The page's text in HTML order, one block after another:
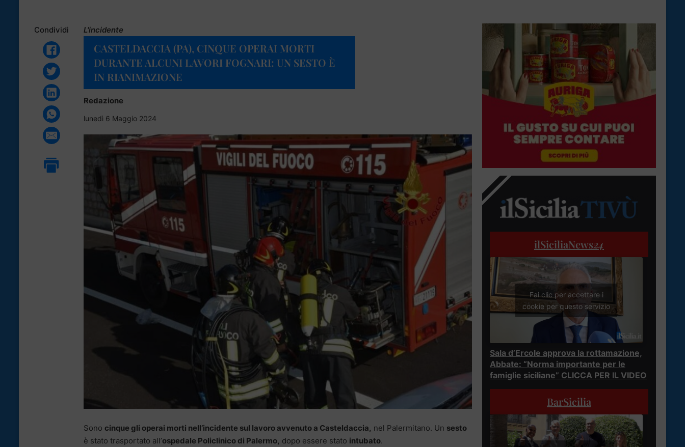
Condividi L'incidente
CASTELDACCIA (PA), CINQUE OPERAI MORTI
DURANTE ALCUNI LAVORI FOGNARI: UN SESTO È
IN RIANIMAZIONE
Redazione
lunedì 6 Maggio 2024
Sono cinque gli operai morti nell’incidente sul lavoro avvenuto a Casteldaccia, nel Palermitano. Un sesto
è stato trasportato all’ospedale Policlinico di Palermo, dopo essere stato intubato.
ilSiciliaNews24
Fai clic per accettare i
cookie per questo servizio
Sala d’Ercole approva la rottamazione,
Abbate: “Norma importante per le
famiglie siciliane” CLICCA PER IL VIDEO
BarSicilia